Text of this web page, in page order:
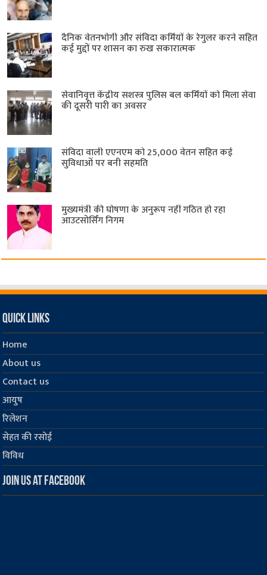
दैनिक वेतनभोगी और संविदा कर्मियों के रेगुलर करने सहित
कई मुद्दों पर शासन का रुख सकारात्मक
सेवानिवृत्त केंद्रीय सशस्त्र पुलिस बल ​कर्मियों को मिला सेवा
की दूसरी पारी का अवसर
संविदा वाली एएनएम को 25,000 वेतन सहित कई
सुविधाओं पर बनी सहमति
मुख्यमंत्री की घोषणा के अनुरूप नहीं गठित हो रहा
आउटसोर्सिंग निगम
Quick Links
Home
About us
Contact us
आयुष
रिलेशन
सेहत की रसोई
विविध
Join us at Facebook